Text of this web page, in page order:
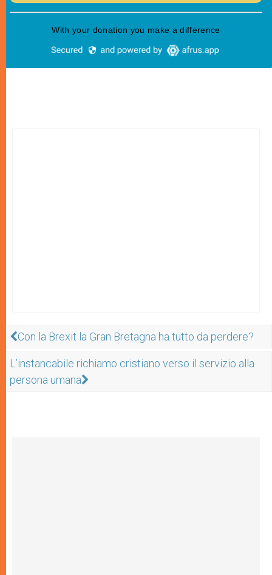
Con la Brexit la Gran Bretagna ha tutto da perdere?
L’instancabile richiamo cristiano verso il servizio alla
persona umana